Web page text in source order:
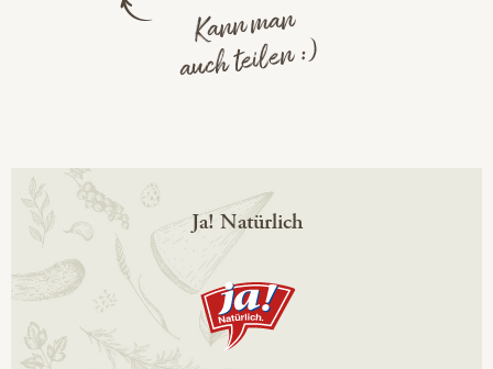
Kann man
auch teilen :)
Ja! Natürlich